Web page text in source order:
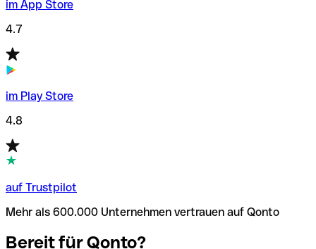
im App Store
4.7
im Play Store
4.8
auf Trustpilot
Mehr als 600.000 Unternehmen vertrauen auf Qonto
Bereit für Qonto?